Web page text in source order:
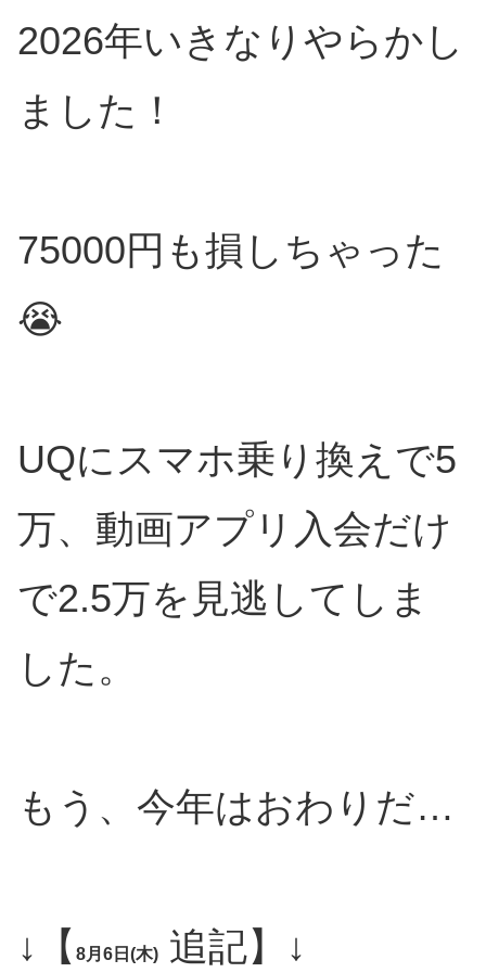
2026年いきなりやらかし
ました！
75000円も損しちゃった
😭
UQにスマホ乗り換えで5
万、動画アプリ入会だけ
で2.5万を見逃してしま
した。
もう、今年はおわりだ…
↓【 8月6日(木) 追記】↓